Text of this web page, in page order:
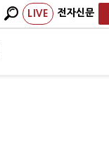
LIVE 전자신문